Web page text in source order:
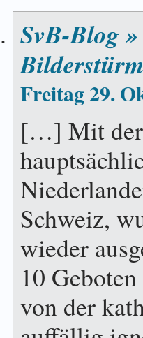
SvB-Blog
Freitag 29.
[…] Mit der
Schweiz,
wieder
10
von der